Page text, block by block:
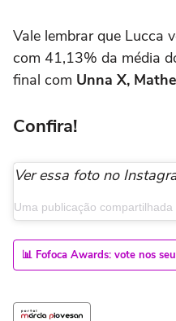
Vale lembrar que Lucca
com 41,13% da média
final com Unna X,
Confira!
Ver essa foto no
📊 Fofoca Awards: vote nos